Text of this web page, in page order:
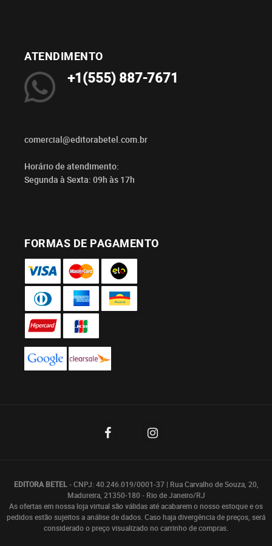
ATENDIMENTO
+1(555) 887-7671
comercial@editorabetel.com.br
Horário de atendimento:
Segunda à Sexta: 09h às 17h
FORMAS DE PAGAMENTO
EDITORA BETEL- CNPJ: 40.246.019/0001-37 | Rua Carvalho de Souza, 20,
Madureira, 21350-180 - Rio de Janeiro/RJ
As ofertas em nossa loja virtual são válidas até acabarem o nosso estoque e os
pedidos estão sujeitos a análise de dados. Caso haja divergência de preços, será
considerado o preço visualizado no carrinho de compras.